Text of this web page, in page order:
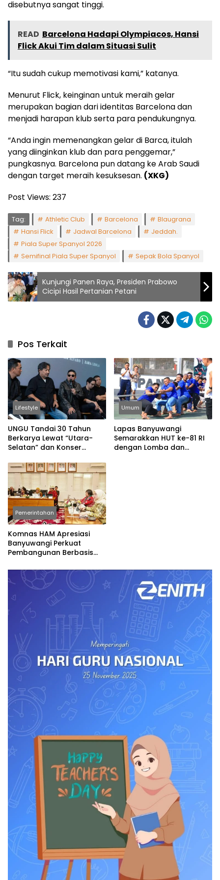
disebutnya sangat tinggi.
READ Barcelona Hadapi Olympiacos, Hansi
Flick Akui Tim dalam Situasi Sulit
“Itu sudah cukup memotivasi kami,” katanya.
Menurut Flick, keinginan untuk meraih gelar
merupakan bagian dari identitas Barcelona dan
menjadi harapan klub serta para pendukungnya.
“Anda ingin memenangkan gelar di Barca, itulah
yang diinginkan klub dan para penggemar,”
pungkasnya. Barcelona pun datang ke Arab Saudi
dengan target meraih kesuksesan. (XKG)
Post Views: 237
Tag: Athletic Club Barcelona
Blaugrana
Hansi Flick
Jadwal Barcelona
Jeddah.
Piala Super Spanyol 2026
Semifinal Piala Super Spanyol
Sepak Bola Spanyol
Kunjungi Panen Raya, Presiden Prabowo
Cicipi Hasil Pertanian Petani
Pos Terkait
Lifestyle
UNGU Tandai 30 Tahun
Berkarya Lewat “Utara-
Selatan” dan Konser
Umum
Lapas Banyuwangi
Semarakkan HUT ke-81 RI
dengan Lomba dan
Pemerintahan
Komnas HAM Apresiasi
Banyuwangi Perkuat
Pembangunan Berbasis